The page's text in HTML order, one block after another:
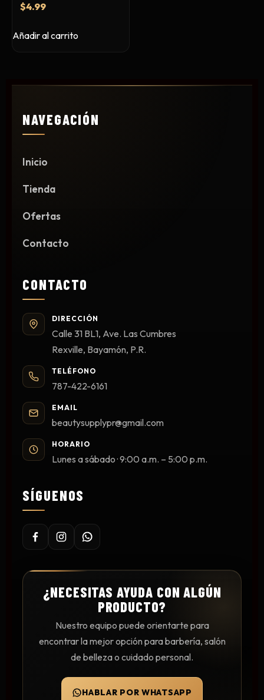
$4.99
Añadir al carrito
NAVEGACIÓN
Inicio
Tienda
Ofertas
Contacto
CONTACTO
DIRECCIÓN
Calle 31 BL1, Ave. Las Cumbres
Rexville, Bayamón, P.R.
TELÉFONO
787-422-6161
EMAIL
beautysupplypr@gmail.com
HORARIO
Lunes a sábado · 9:00 a.m. – 5:00 p.m.
SÍGUENOS
¿NECESITAS AYUDA CON ALGÚN
PRODUCTO?
Nuestro equipo puede orientarte para
encontrar la mejor opción para barbería, salón
de belleza o cuidado personal.
HABLAR POR WHATSAPP